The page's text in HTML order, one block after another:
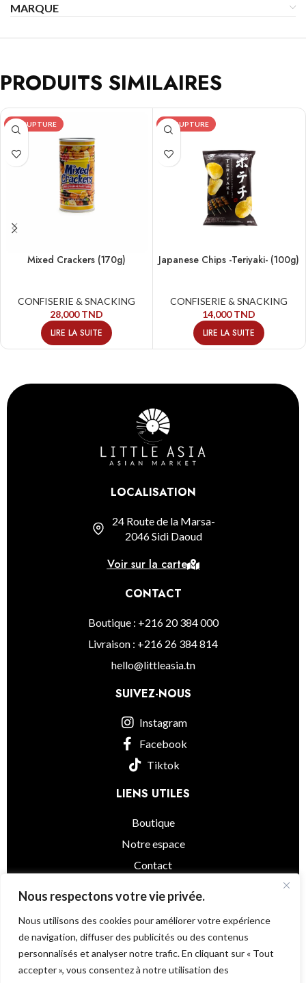
Nous respectons votre vie privée.
Nous utilisons des cookies pour améliorer votre expérience
de navigation, diffuser des publicités ou des contenus
personnalisés et analyser notre trafic. En cliquant sur « Tout
accepter », vous consentez à notre utilisation des
MARQUE
PRODUITS SIMILAIRES
EN RUPTURE
Mixed Crackers (170g)
CONFISERIE & SNACKING
28,000TND
LIRE LA SUITE
EN RUPTURE
Japanese Chips -Teriyaki- (100g)
CONFISERIE & SNACKING
14,000TND
LIRE LA SUITE
LOCALISATION
24 Route de la Marsa-
2046 Sidi Daoud
Voir sur la carte
CONTACT
Boutique : +216 20 384 000
Livraison : +216 26 384 814
hello@littleasia.tn
SUIVEZ-NOUS
Instagram
Facebook
Tiktok
LIENS UTILES
Boutique
Notre espace
Contact
Little Asia© 2025 - Powered by@as.agency